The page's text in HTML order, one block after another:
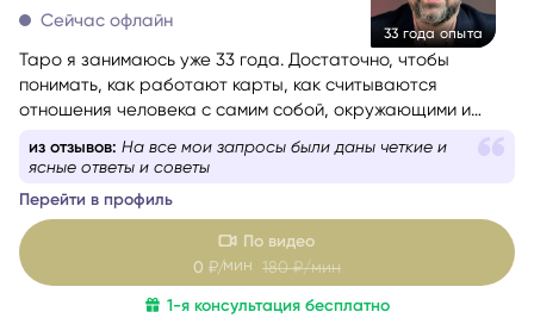
33 года опыта
Сейчас офлайн
Таро я занимаюсь уже 33 года. Достаточно, чтобы
понимать, как работают карты, как считываются
отношения человека с самим собой, окружающими и
собеседника — бережно и с вниманием. Как
необходимости использую техники гармонизации
эмоционального состояния.Работаю с метафорическими
ассоциативными картами, позволяющими глубже
раскрыть беспокоящую ситуацию, найти ресурсы в себе
из отзывов: На все мои запросы были даны четкие и
ясные ответы и советы
Перейти в профиль
По видео
0 ₽/мин180 ₽/мин
1-я консультация бесплатно